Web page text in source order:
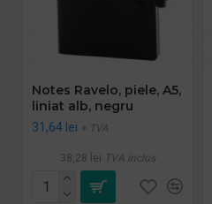
Notes Ravelo, piele, A5,
liniat alb, negru
31,64 lei + TVA
38,28 lei TVA inclus